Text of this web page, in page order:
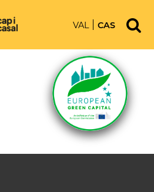
VAL CAS